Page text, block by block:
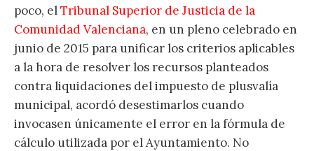
poco, elTribunal Superior de Justicia de la
Comunidad Valenciana, en un pleno celebrado en
junio de 2015 para unificar los criterios aplicables
a la hora de resolver los recursos planteados
contra liquidaciones del impuesto de plusvalía
municipal, acordó desestimarlos cuando
invocasen únicamente el error en la fórmula de
cálculo utilizada por el Ayuntamiento. No